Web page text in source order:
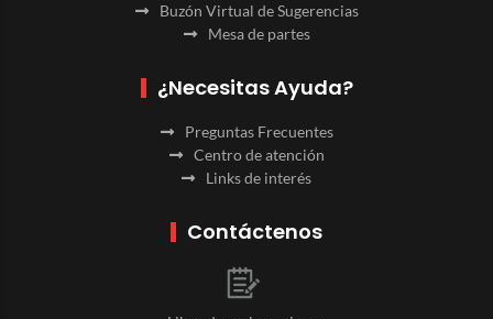
Buzón Virtual de Sugerencias
Mesa de partes
¿Necesitas Ayuda?
Preguntas Frecuentes
Centro de atención
Links de interés
Contáctenos